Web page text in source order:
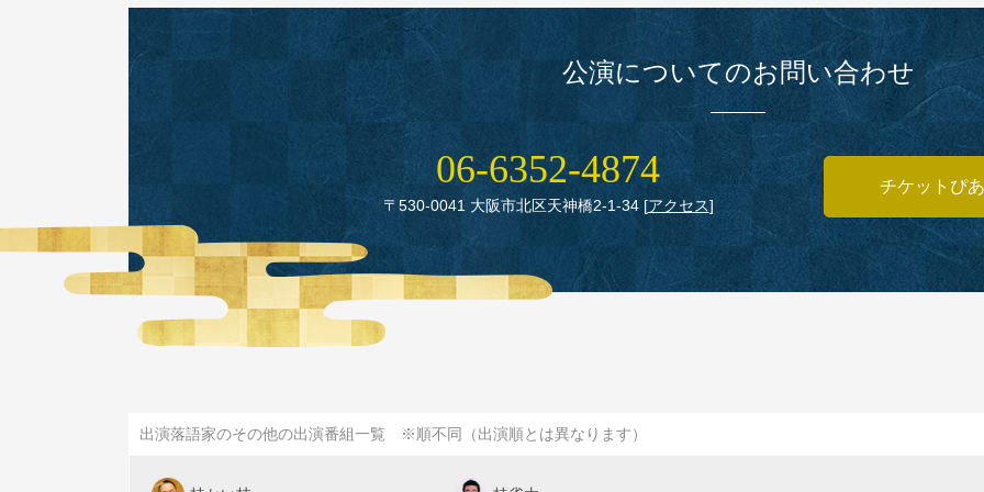
公演についてのお問い合わせ
06‑6352‑4874
〒530‑0041 大阪市北区天神橋2‑1‑34[アクセス]
チケットぴ
出演落語家のその他の出演番組一覧 ※順不同（出演順とは異なります）